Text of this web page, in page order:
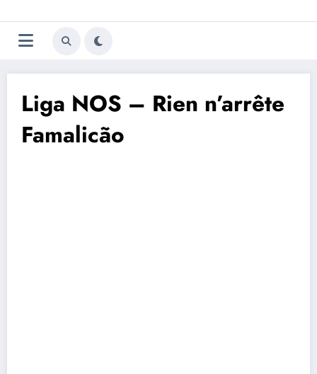
au
contenu
Trivela
L'actualité du football
Liga NOS – Rien n’arrête
Famalicão